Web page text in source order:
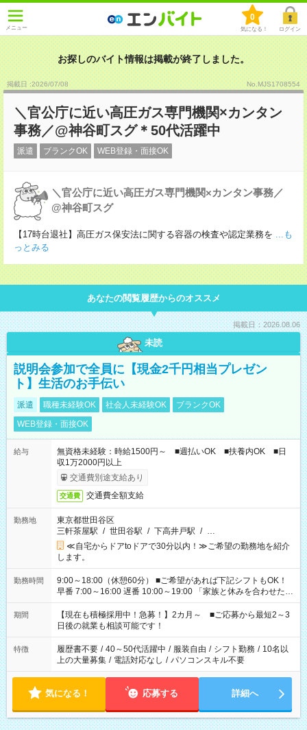
メニュー
0
気になる！ ログイン
お探しのバイト情報は掲載が終了しました。
掲載日 :2026/07/08 No.MJS1708554
＼官公庁に近い高圧ガス専門機関×カンタン
事務／@神谷町スグ＊50代活躍中
派遣 ブランクOK WEB登録・面接OK
＼官公庁に近い高圧ガス専門機関×カンタン事務／
@神谷町スグ
【17時台退社】高圧ガス保安法に関する容器の検査や認定業務を ...も
っとみる
あなたの閲覧履歴からのオススメ
掲載日：2026.08.06
未読
説明会参加で全員に【現金2千円相当プレゼン
ト】生活のお手伝い
派遣 職種未経験OK 社会人未経験OK
ブランクOK
WEB登録・面接OK
給与
無資格未経験：時給1500円～ ■週払いOK ■扶養内OK ■日
収1万2000円以上
交通費別途支給あり
交通費 交通費全額支給
勤務地
東京都世田谷区
三軒茶屋駅 / 世田谷駅 / 下高井戸駅 / …
≪自宅からドアtoドアで30分以内！≫ご希望の勤務地を紹介
します。
勤務時間
9:00～18:00（休憩60分） ■ご希望があれば下記シフトもOK！
早番 7:00～16:00 遅番 10:00～19:00 「家族と休みを合わせた
い」 「余裕を持って夕飯の準備がしたい」 「できれば残業はし
たくない」 など、ご希望を教えてくださいね。 ※Wワーク希望
の方へ 今ご覧のお仕事で希望する勤務時間と、もう1つのお仕事
の勤務時間。 合計で週40時間を超える場合は応募できません。
期間
【現在も積極採用中！急募！】2カ月～ ■ご応募から最短2～3
日後の就業も相談可能です！
特徴 履歴書不要 / 40～50代活躍中 / 服装自由 / シフト勤務 / 10名以
上の大量募集 / 電話対応なし / パソコンスキル不要
気になる！ 応募する 詳細へ